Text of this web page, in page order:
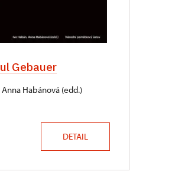
Gebauer
Habánová (edd.)
DETAIL